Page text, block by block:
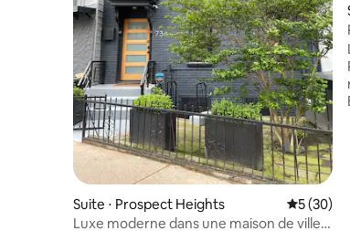
Suite ⋅ Prospect Heights
5 (30)
Luxe moderne dans une maison de ville